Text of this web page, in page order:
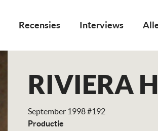
Recensies Interviews
RIVIERA
September 1998 #192
Productie